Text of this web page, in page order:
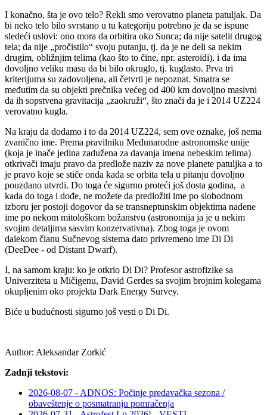
I konačno, šta je ovo telo? Rekli smo verovatno planeta patuljak. Da
bi neko telo bilo svrstano u tu kategoriju potrebno je da se ispune
sledeći uslovi: ono mora da orbitira oko Sunca; da nije satelit drugog
tela; da nije „pročistilo“ svoju putanju, tj. da je ne deli sa nekim
drugim, obližnjim telima (kao što to čine, npr. asteroidi), i da ima
dovoljno veliku masu da bi bilo okruglo, tj. kuglasto. Prva tri
kriterijuma su zadovoljena, ali četvrti je nepoznat. Smatra se
međutim da su objekti prečnika većeg od 400 km dovoljno masivni
da ih sopstvena gravitacija „zaokruži“, što znači da je i 2014 UZ224
verovatno kugla.
Na kraju da dodamo i to da 2014 UZ224, sem ove oznake, još nema
zvanično ime. Prema pravilniku Međunarodne astronomske unije
(koja je inače jedina zadužena za davanja imena nebeskim telima)
otkrivači imaju pravo da predlože naziv za nove planete patuljka a to
je pravo koje se stiče onda kada se orbita tela u pitanju dovoljno
pouzdano utvrdi. Do toga će sigurno proteći još dosta godina, a
kada do toga i dođe, ne možete da predložiti ime po slobodnom
izboru jer postoji dogovor da se transneptunskim objektima nadene
ime po nekom mitološkom božanstvu (astronomija ja je u nekim
svojim detaljima sasvim konzervativna). Zbog toga je ovom
dalekom članu Sučnevog sistema dato privremeno ime Di Di
(DeeDee - od Distant Dwarf).
I, na samom kraju: ko je otkrio Di Di? Profesor astrofizike sa
Univerziteta u Mičigenu, David Gerdes sa svojim brojnim kolegama
okupljenim oko projekta Dark Energy Survey.
Biće u budućnosti sigurno još vesti o Di Di.
Author: Aleksandar Zorkić
Zadnji tekstovi:
2026-08-07 - ADNOS: Počinje predavačka sezona /
obaveštenje o posmatranju pomračenja